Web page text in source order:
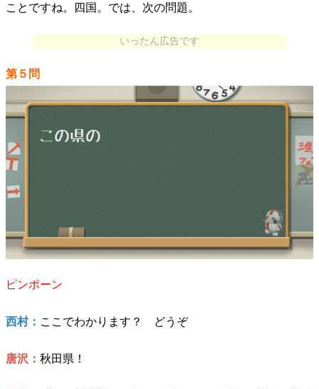
ことですね。四国。では、次の問題。
いったん広告です
第５問
ピンポーン
西村： ここでわかります？ どうぞ
唐沢： 秋田県！